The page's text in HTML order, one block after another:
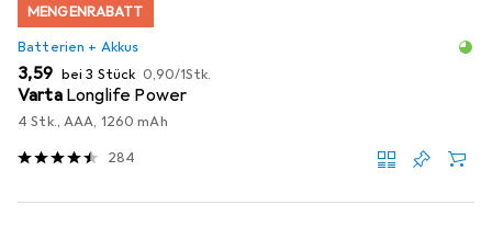
MENGENRABATT
Batterien + Akkus
EUR
3,59 bei 3 Stück EUR
0,90/1Stk.
Varta Longlife Power
4 Stk., AAA, 1260 mAh
284